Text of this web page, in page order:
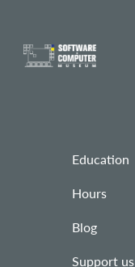
Education
Hours
Blog
Support us